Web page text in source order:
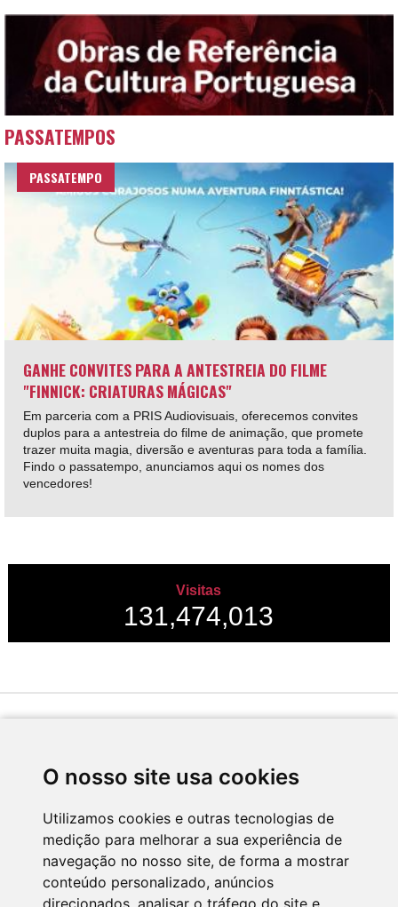
O nosso site usa cookies
Utilizamos cookies e outras tecnologias de
medição para melhorar a sua experiência de
navegação no nosso site, de forma a mostrar
conteúdo personalizado, anúncios
direcionados, analisar o tráfego do site e
PASSATEMPOS
PASSATEMPO
GANHE CONVITES PARA A ANTESTREIA DO FILME
"FINNICK: CRIATURAS MÁGICAS"
Em parceria com a PRIS Audiovisuais, oferecemos convites
duplos para a antestreia do filme de animação, que promete
trazer muita magia, diversão e aventuras para toda a família.
Findo o passatempo, anunciamos aqui os nomes dos
vencedores!
Visitas
131,474,013